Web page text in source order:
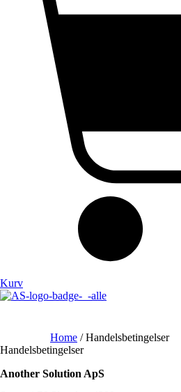
Kurv
Home /Handelsbetingelser
Handelsbetingelser
Another Solution ApS